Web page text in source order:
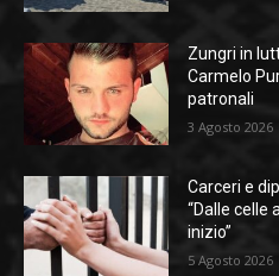
Zungri in
Carmelo
patronali
3 Agosto 2026
Carceri e
“Dalle celle
inizio”
5 Agosto 2026